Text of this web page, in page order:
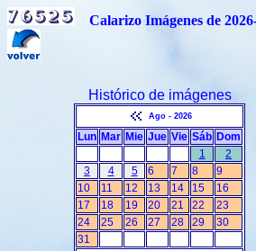
Calarizo Imágenes de
Histórico de imágenes
Ago - 2026
Lun Mar Mie Jue Vie Sáb Dom
1
2
3
4 5 6 7 8
9
10
11 12 13 14 15
16
17
18 19 20 21 22
23
24
25 26 27 28 29
30
31